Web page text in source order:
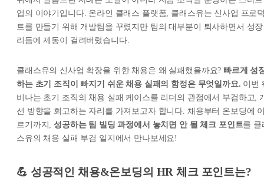
업의 이야기입니다. 온라인 클래스 플랫폼, 클래스유는 신사업 프로
트를 만들기 위해 개발팀을 꾸렸지만 팀의 대부분이 퇴사하면서 성장
리듬에 제동이 걸려버렸습니다.
클래스유의 신사업 확장을 위한 채용은 왜 실패했을까요? 빠르게 성
하는 초기 조직이 빠지기 쉬운 채용 실패의 함정은 무엇일까요. 이번
비나는 초기 조직의 채용 실패 케이스를 리더의 관점에서 부검하고,
선 방향을 회고하는 자리를 가져보고자 합니다. 채용부터 온보딩에
르기까지,성공하는 팀 빌딩 과정에서 놓치면 안 될 체크 포인트를 클
스유의 채용 실패 부검 일지에서 만나보세요!
💪 성공적인 채용&온보딩의 HR 체크 포인트는?